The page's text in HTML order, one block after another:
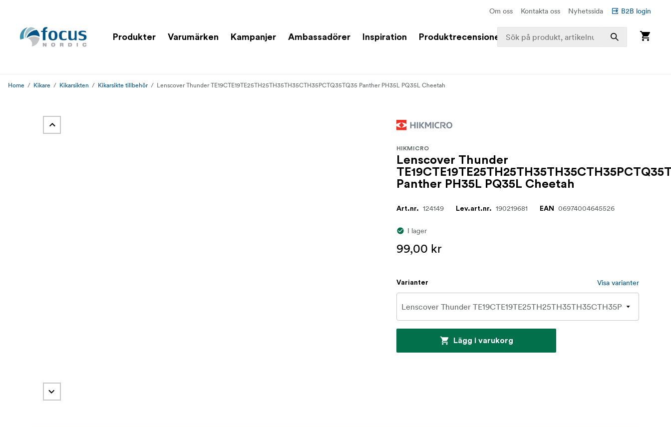
Om oss Kontakta oss Nyhetssida B2B login
Produkter Varumärken Kampanjer Ambassadörer Inspiration Produktrecensioner
Home Kikare Kikarsikten Kikarsikte tillbehör Lenscover Thunder TE19CTE19TE25TH25TH35TH35CTH35PCTQ35TQ35 Panther PH35L PQ35L Cheetah
HIKMICRO
Lenscover Thunder
Panther PH35L PQ35L Cheetah
Art.nr. 124149 Lev.art.nr. 190219681 EAN 06974004645526
I lager
99,00 kr
Varianter Visa varianter
Lägg i varukorg